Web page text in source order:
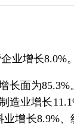
企业增长8.0%。
长面为85.3%
造业增长
业增长8.9%、